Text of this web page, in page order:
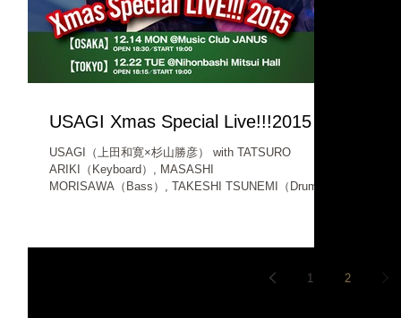
USAGI Xmas Special Live!!!2015
USAGI（上田和寛×杉山勝彦） with TATSURO
ARIKI（Keyboard）, MASASHI
MORISAWA（Bass）, TAKESHI TSUNEMI（Drum）
1 2